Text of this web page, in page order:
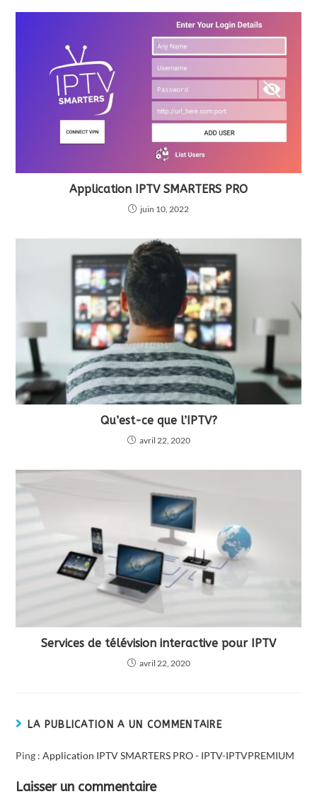
Application IPTV SMARTERS PRO
juin 10, 2022
Qu’est-ce que l’IPTV?
avril 22, 2020
Services de télévision interactive pour IPTV
avril 22, 2020
LA PUBLICATION A UN COMMENTAIRE
Ping :Application IPTV SMARTERS PRO - IPTV-IPTVPREMIUM
Laisser un commentaire